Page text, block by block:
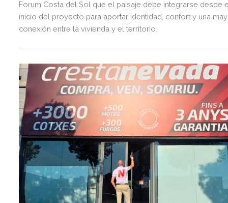
Forum Costa del Sol que el paisaje debe integrarse desde
inicio del proyecto para aportar identidad, confort y una
conexión entre la vivienda y el territorio.